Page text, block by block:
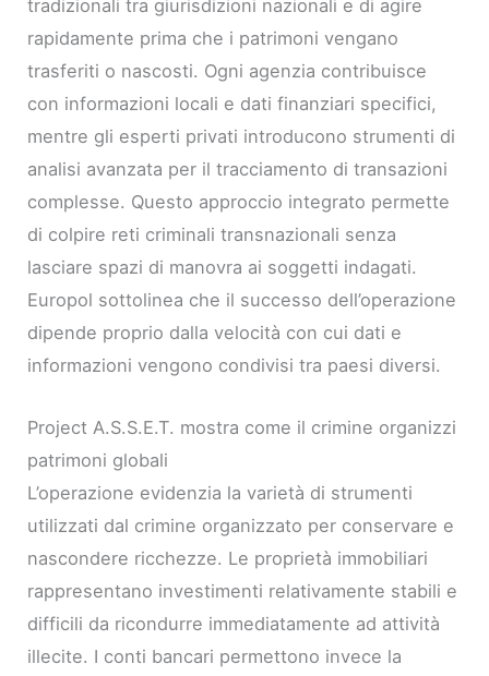
tradizionali tra giurisdizioni nazionali e di agire
rapidamente prima che i patrimoni vengano
trasferiti o nascosti. Ogni agenzia contribuisce
con informazioni locali e dati finanziari specifici,
mentre gli esperti privati introducono strumenti di
analisi avanzata per il tracciamento di transazioni
complesse. Questo approccio integrato permette
di colpire reti criminali transnazionali senza
lasciare spazi di manovra ai soggetti indagati.
Europol sottolinea che il successo dell’operazione
dipende proprio dalla velocità con cui dati e
informazioni vengono condivisi tra paesi diversi.
Project A.S.S.E.T. mostra come il crimine organizzi
patrimoni globali
L’operazione evidenzia la varietà di strumenti
utilizzati dal crimine organizzato per conservare e
nascondere ricchezze. Le proprietà immobiliari
rappresentano investimenti relativamente stabili e
difficili da ricondurre immediatamente ad attività
illecite. I conti bancari permettono invece la